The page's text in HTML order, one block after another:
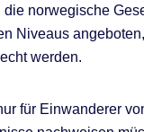
die norwegische
Niveaus
werden.
für Einwanderer